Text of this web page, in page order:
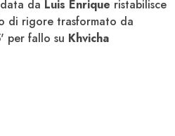
da Luis Enrique ristabilisce
di rigore trasformato da
per fallo su Khvicha